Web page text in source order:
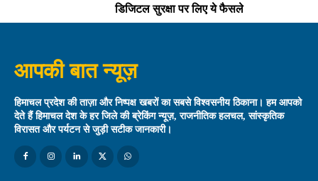
डिजिटल सुरक्षा पर लिए ये फैसले
आपकी बात न्यूज़
हिमाचल प्रदेश की ताज़ा और निष्पक्ष खबरों का सबसे विश्वसनीय ठिकाना। हम आपको
देते हैं हिमाचल देश के हर जिले की ब्रेकिंग न्यूज़, राजनीतिक हलचल, सांस्कृतिक
विरासत और पर्यटन से जुड़ी सटीक जानकारी।